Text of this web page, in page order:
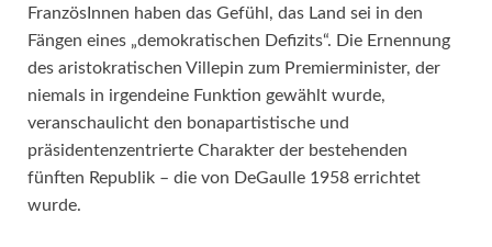
FranzösInnen haben das Gefühl, das Land sei in den
Fängen eines „demokratischen Defizits“. Die Ernennung
des aristokratischen Villepin zum Premierminister, der
niemals in irgendeine Funktion gewählt wurde,
veranschaulicht den bonapartistische und
präsidentenzentrierte Charakter der bestehenden
fünften Republik – die von DeGaulle 1958 errichtet
wurde.